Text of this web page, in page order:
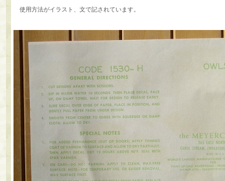
使用方法がイラスト、文で記されています。